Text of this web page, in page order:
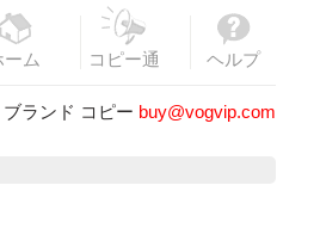
ーム
コピー通
ヘルプ
ブランド コピー buy@vogvip.com